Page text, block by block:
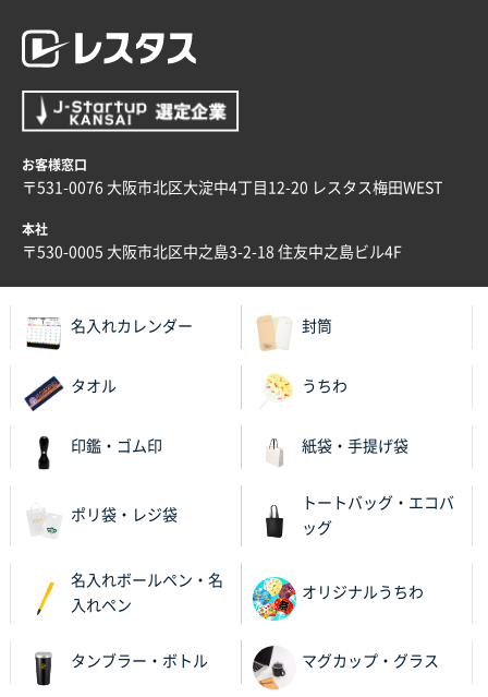
2025年12月02日 23:00
ロゴが入れられること
大阪府E社様
2025年11月28日 15:13
他部署のスタッフからの指示
兵庫県S社様
以前発注しているので、データが残っている点が良か
2025年11月25日 16:41
前回同様、安心できるから
uni ジェットストリーム 05
2025年11月21日 16:39
何度か注文していて、満足していたから
神奈川県のお客様
お客様窓口
〒531-0076 大阪市北区大淀中4丁目12-20 レスタス梅田WEST
本社
〒530-0005 大阪市北区中之島3-2-18 住友中之島ビル4F
名入れカレンダー 封筒
タオル うちわ
印鑑・ゴム印 紙袋・手提げ袋
ポリ袋・レジ袋
トートバッグ・エコバ
ッグ
名入れボールペン・名
入れペン
オリジナルうちわ
タンブラー・ボトル マグカップ・グラス